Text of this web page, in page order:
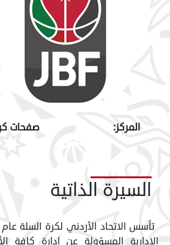
المركز: صفحات
السيرة الذاتية
الإدارية المسؤولة عن إدارة كافة